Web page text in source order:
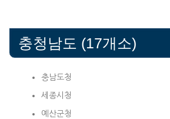
충청남도 (17개소)
충남도청
세종시청
예산군청